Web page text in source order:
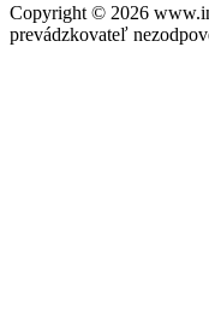
Copyright © 2026
prevádzkovateľ